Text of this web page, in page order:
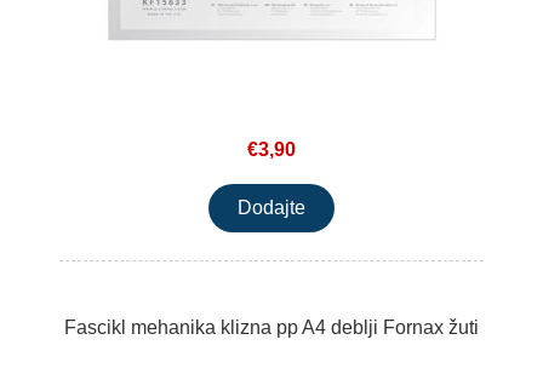
€3,90
Fascikl mehanika klizna pp A4 deblji Fornax žuti